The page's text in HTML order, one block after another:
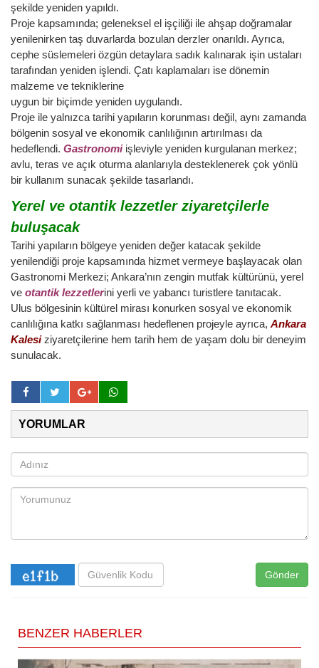
şekilde yeniden yapıldı.
Proje kapsamında; geleneksel el işçiliği ile ahşap doğramalar
yenilenirken taş duvarlarda bozulan derzler onarıldı. Ayrıca,
cephe süslemeleri özgün detaylara sadık kalınarak işin ustaları
tarafından yeniden işlendi. Çatı kaplamaları ise dönemin
malzeme ve tekniklerine
uygun bir biçimde yeniden uygulandı.
Proje ile yalnızca tarihi yapıların korunması değil, aynı zamanda
bölgenin sosyal ve ekonomik canlılığının artırılması da
hedeflendi. Gastronomiişleviyle yeniden kurgulanan merkez;
avlu, teras ve açık oturma alanlarıyla desteklenerek çok yönlü
bir kullanım sunacak şekilde tasarlandı.
Yerel ve otantik lezzetler ziyaretçilerle
buluşacak
Tarihi yapıların bölgeye yeniden değer katacak şekilde
yenilendiği proje kapsamında hizmet vermeye başlayacak olan
Gastronomi Merkezi; Ankara’nın zengin mutfak kültürünü, yerel
ve otantik lezzetlerini yerli ve yabancı turistlere tanıtacak.
Ulus bölgesinin kültürel mirası konurken sosyal ve ekonomik
canlılığına katkı sağlanması hedeflenen projeyle ayrıca, Ankara
Kalesiziyaretçilerine hem tarih hem de yaşam dolu bir deneyim
sunulacak.
YORUMLAR
Gönder
BENZER HABERLER